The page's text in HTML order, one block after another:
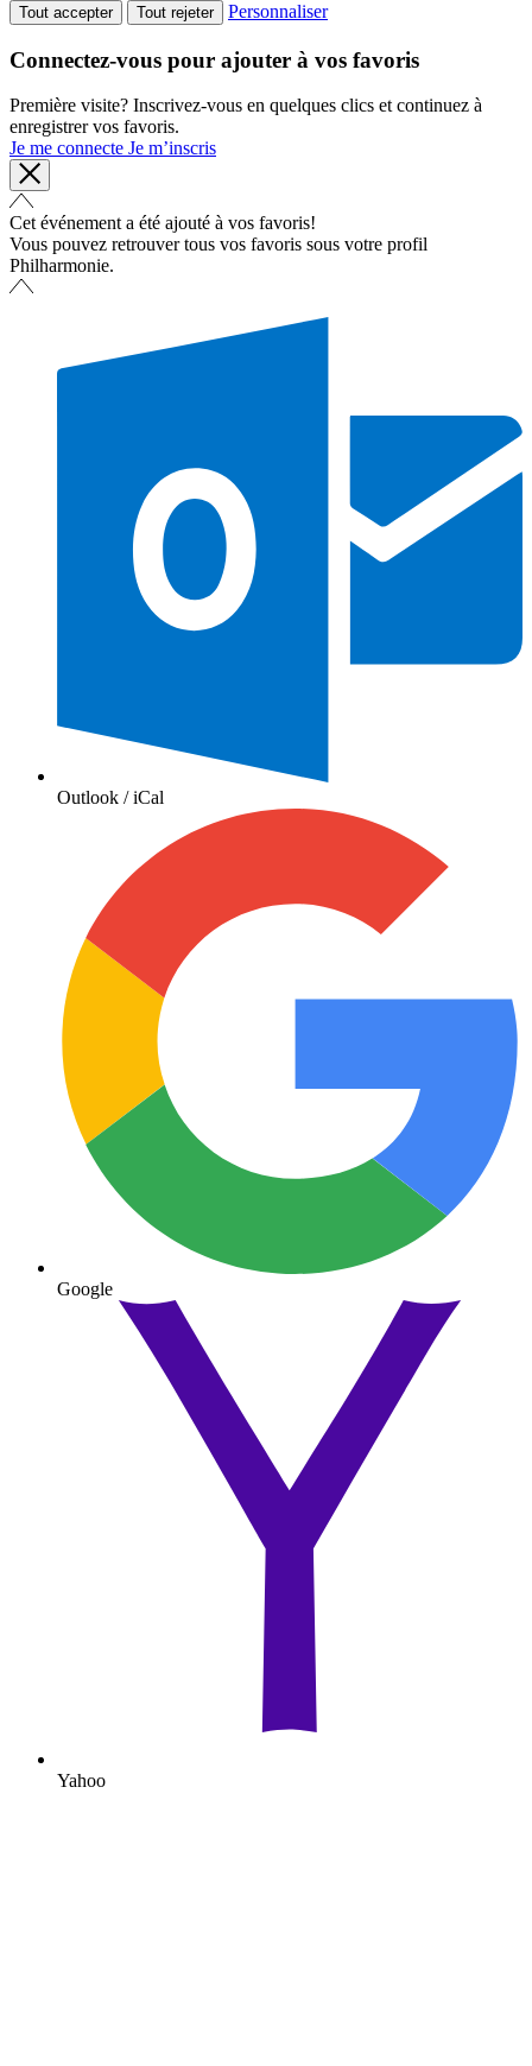
Tout accepter Tout rejeter Personnaliser
Connectez-vous pour ajouter à vos favoris
Première visite? Inscrivez-vous en quelques clics et continuez à
enregistrer vos favoris.
Je me connecte Je m’inscris
Cet événement a été ajouté à vos favoris!
Vous pouvez retrouver tous vos favoris sous votre profil
Philharmonie.
Outlook / iCal
Google
Yahoo